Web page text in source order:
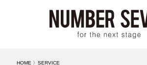
HOME 〉SERVICE